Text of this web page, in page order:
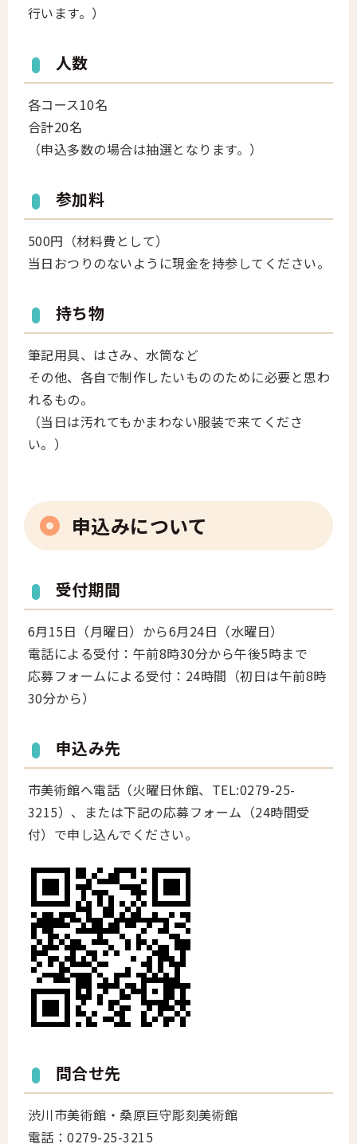
行います。）
人数
各コース10名
合計20名
（申込多数の場合は抽選となります。）
参加料
500円（材料費として）
当日おつりのないように現金を持参してください。
持ち物
筆記用具、はさみ、水筒など
その他、各自で制作したいもののために必要と思わ
れるもの。
（当日は汚れてもかまわない服装で来てくださ
い。）
申込みについて
受付期間
6月15日（月曜日）から6月24日（水曜日）
電話による受付：午前8時30分から午後5時まで
応募フォームによる受付：24時間（初日は午前8時
30分から）
申込み先
市美術館へ電話（火曜日休館、TEL:0279-25-
3215）、または下記の応募フォーム（24時間受
付）で申し込んでください。
問合せ先
渋川市美術館・桑原巨守彫刻美術館
電話：0279-25-3215